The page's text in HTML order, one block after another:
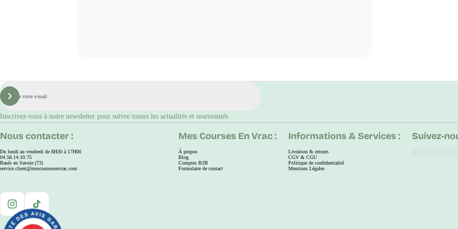
E-
mail
S'inscrire
Inscrivez-vous à notre newsletter pour suivre toutes les actualités et nouveautés.
Nous contacter :
Du lundi au vendredi de 8H30 à 17H00
04.58.14.10.75
Basés en Savoie (73)
service.client@mescoursesenvrac.com
Mes Courses En Vrac :
À propos
Blog
Comptes B2B
Formulaire de contact
Informations & Services :
Livraison & retours
CGV & CGU
Politique de confidentialité
Mentions Légales
Suivez-
Instagram
TikTok